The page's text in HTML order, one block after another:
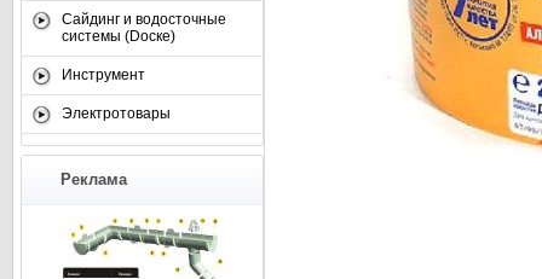
Сайдинг и водосточные
системы (Dоске)
Инструмент
Электротовары
Реклама